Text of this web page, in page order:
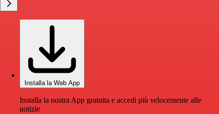
Installa la Web App
Installa la nostra App gratuita e accedi più velocemente alle
notizie